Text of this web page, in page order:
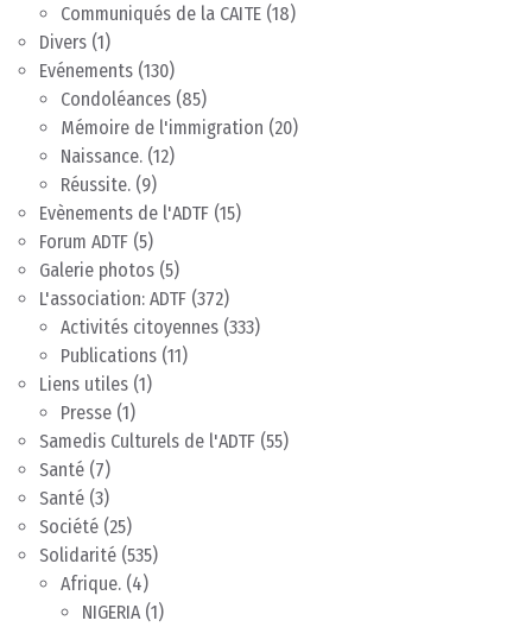
Communiqués de la CAITE (18)
Divers (1)
Evénements (130)
Condoléances (85)
Mémoire de l'immigration (20)
Naissance. (12)
Réussite. (9)
Evènements de l'ADTF (15)
Forum ADTF (5)
Galerie photos (5)
L'association: ADTF (372)
Activités citoyennes (333)
Publications (11)
Liens utiles (1)
Presse (1)
Samedis Culturels de l'ADTF (55)
Santé (7)
Santé (3)
Société (25)
Solidarité (535)
Afrique. (4)
NIGERIA (1)